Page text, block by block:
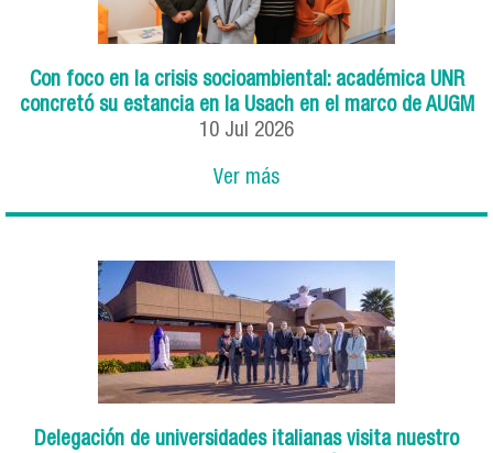
Con foco en la crisis socioambiental: académica UNR
concretó su estancia en la Usach en el marco de AUGM
10 Jul 2026
Ver más
Delegación de universidades italianas visita nuestro